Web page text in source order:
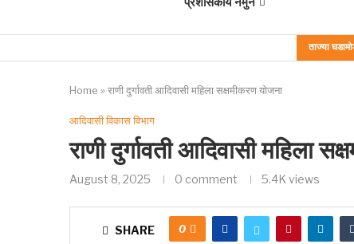
ताज्या
Home » राणी दुर्गावती आदिवासी महिला सक्षमीकरण योजना
आदिवासी विकास विभाग
राणी दुर्गावती आदिवासी महिला
August 8, 2025 0 comment 5.4K views
SHARE 0